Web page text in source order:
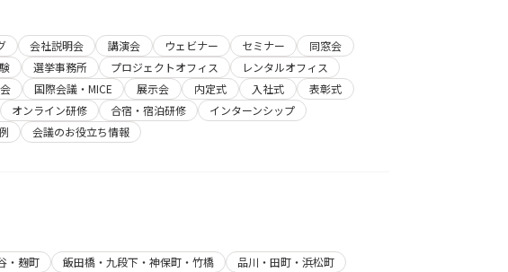
会社説明会 講演会 ウェビナー セミナー
同窓会
選挙事務所 プロジェクトオフィス
レンタルオフィス
国際会議・MICE 展示会 内定式 入社式
表彰式
オンライン研修 合宿・宿泊研修
インターンシップ
会議のお役立ち情報
・麹町 飯田橋・九段下・神保町・竹橋
品川・田町・浜松町